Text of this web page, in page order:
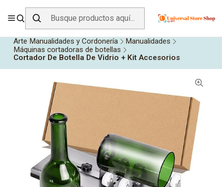
ENVÍO GRATIS SOBRE$19.990EN ZONA CENTRO
Arte Manualidades y Cordonería
Manualidades
Máquinas cortadoras de botellas
Cortador De Botella De Vidrio + Kit Accesorios